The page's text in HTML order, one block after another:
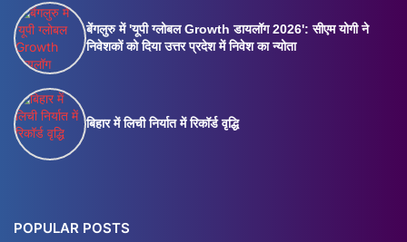
बेंगलुरु में 'यूपी ग्लोबल Growth डायलॉग 2026': सीएम योगी ने
निवेशकों को दिया उत्तर प्रदेश में निवेश का न्योता
बिहार में लिची निर्यात में रिकॉर्ड वृद्धि
POPULAR POSTS